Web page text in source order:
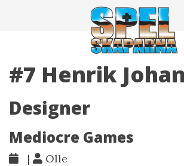
#7 Henrik
Designer
Mediocre Games
| Olle